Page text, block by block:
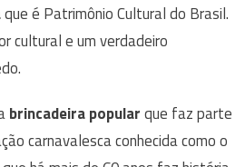
que é Patrimônio Cultural do Brasil.
cultural e um verdadeiro
brincadeira popularque faz parte
carnavalesca conhecida como o